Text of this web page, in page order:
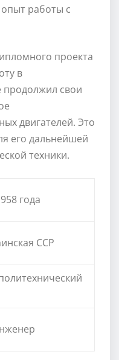
работы с
проекта
в
продолжил свои
двигателей. Это
его дальнейшей
техники.
года
ССР